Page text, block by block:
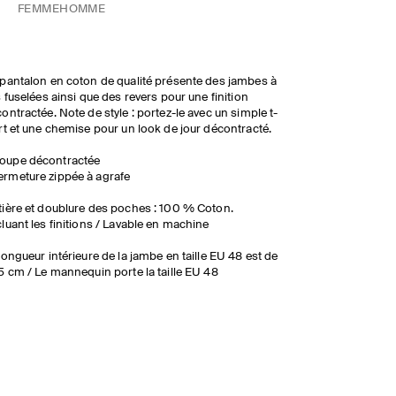
FEMMEHOMME
en coton de qualité présente des jambes à
fuselées ainsi que des revers pour une finition
Note de style : portez-le avec un simple t-
et une chemise pour un look de jour décontracté.
décontractée
zippée à agrafe
et doublure des poches : 100 % Coton.
les finitions / Lavable en machine
intérieure de la jambe en taille EU 48 est de
cm / Le mannequin porte la taille EU 48